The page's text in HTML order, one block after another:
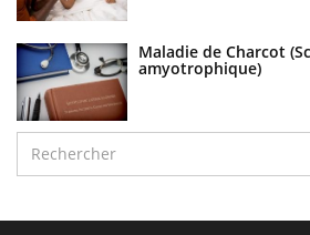
Maladie de Charcot
amyotrophique)